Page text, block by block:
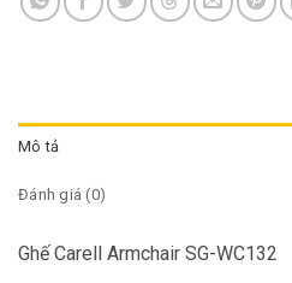
Mô tả
Đánh giá (0)
Ghế Carell Armchair SG-WC132